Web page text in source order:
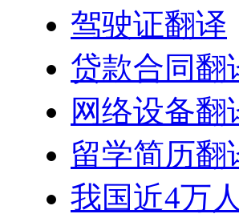
驾驶证翻译
贷款合同翻
网络设备翻
留学简历翻
我国近4万